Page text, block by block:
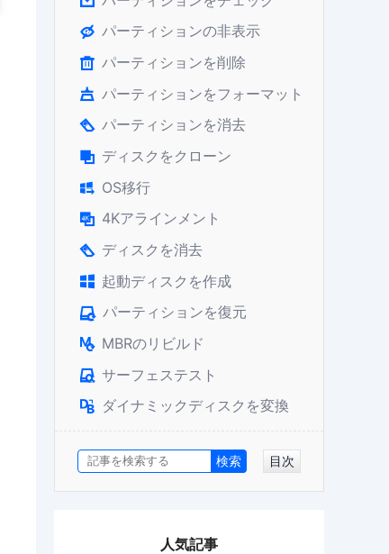
 パーティションの非表示
 パーティションを削除
 パーティションをフォーマット
 パーティションを消去
 ディスクをクローン
 OS移行
 4Kアラインメント
 ディスクを消去
 起動ディスクを作成
 パーティションを復元
 MBRのリビルド
 サーフェステスト
 ダイナミックディスクを変換
目次
人気記事